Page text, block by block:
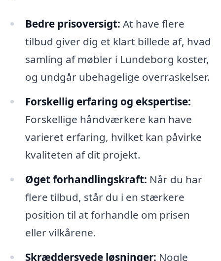
Bedre prisoversigt: At have flere
tilbud giver dig et klart billede af, hvad
samling af møbler i Lundeborg koster,
og undgår ubehagelige overraskelser.
Forskellig erfaring og ekspertise:
Forskellige håndværkere kan have
varieret erfaring, hvilket kan påvirke
kvaliteten af dit projekt.
Øget forhandlingskraft: Når du har
flere tilbud, står du i en stærkere
position til at forhandle om prisen
eller vilkårene.
Skræddersyede løsninger: Nogle